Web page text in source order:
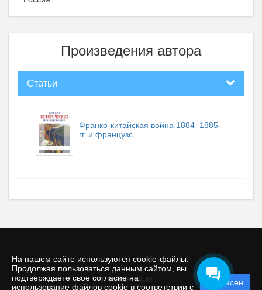
На нашем сайте используются cookie-файлы.
Продолжая пользоваться данным сайтом, вы
подтверждаете свое согласие на
использование файлов cookie в соответствии с
Согласен
Произведения автора
Статьи
Франко-китайская война 1884–1885
гг. и французс...
© INFRA-M
Политика